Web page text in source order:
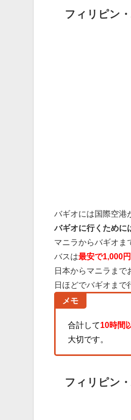
フィリピン
バギオには国際空港
バギオに行くために
マニラからバギオま
バスは最安で1,000
日本からマニラまで
日ほどでバギオまで
メモ
合計して10時間
大切です。
フィリピン